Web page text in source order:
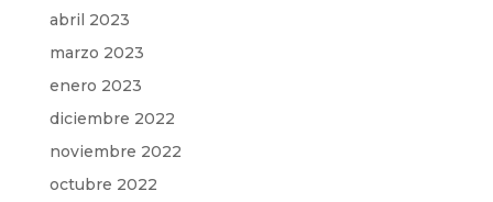
abril 2023
marzo 2023
enero 2023
diciembre 2022
noviembre 2022
octubre 2022